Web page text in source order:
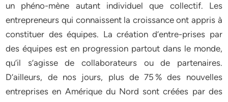
un phéno-mène autant individuel que collectif. Les
entrepreneurs qui connaissent la croissance ont appris à
constituer des équipes. La création d’entre-prises par
des équipes est en progression partout dans le monde,
qu’il s’agisse de collaborateurs ou de partenaires.
D’ailleurs, de nos jours, plus de 75 % des nouvelles
entreprises en Amérique du Nord sont créées par des